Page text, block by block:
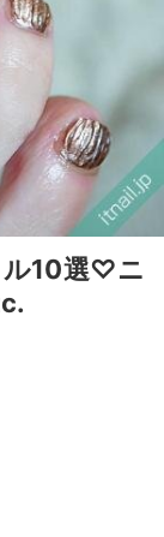
ル10選♡ニ